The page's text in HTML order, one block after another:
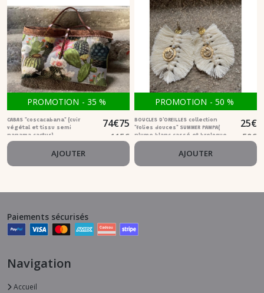
PROMOTION - 35 %
CABAS "coscacabana" (cuir
végétal et tissu semi
panama cactus)
74€75
115€
AJOUTER
PROMOTION - 50 %
BOUCLES D'OREILLES collection
"folies douces" SUMMER PAMPA(
plume blanc cassé et breloque
en laiton coquillage)
25€
50€
AJOUTER
Paiements sécurisés
Navigation
Accueil